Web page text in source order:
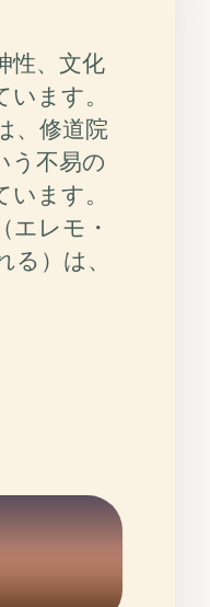
性、文化
ます。
、修道院
う不易の
ます。
エレモ・
）は、